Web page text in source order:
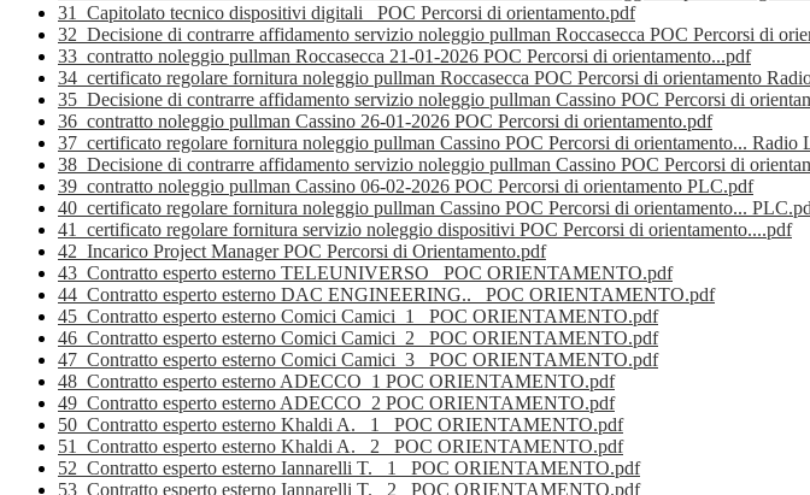
31_Capitolato tecnico dispositivi digitali_ POC Percorsi di orientamento.pdf
32_Decisione di contrarre affidamento servizio noleggio pullman Roccasecca POC Percorsi di
33_contratto noleggio pullman Roccasecca 21-01-2026 POC Percorsi di orientamento...pdf
34_certificato regolare fornitura noleggio pullman Roccasecca POC Percorsi di orientamento
35_Decisione di contrarre affidamento servizio noleggio pullman Cassino POC Percorsi di
36_contratto noleggio pullman Cassino 26-01-2026 POC Percorsi di orientamento.pdf
37_certificato regolare fornitura noleggio pullman Cassino POC Percorsi di orientamento... Radio
38_Decisione di contrarre affidamento servizio noleggio pullman Cassino POC Percorsi di
39_contratto noleggio pullman Cassino 06-02-2026 POC Percorsi di orientamento PLC.pdf
40_certificato regolare fornitura noleggio pullman Cassino POC Percorsi di orientamento...
41_certificato regolare fornitura servizio noleggio dispositivi POC Percorsi di orientamento....pdf
42_Incarico Project Manager POC Percorsi di Orientamento.pdf
43_Contratto esperto esterno TELEUNIVERSO_ POC ORIENTAMENTO.pdf
44_Contratto esperto esterno DAC ENGINEERING.._ POC ORIENTAMENTO.pdf
45_Contratto esperto esterno Comici Camici_1_ POC ORIENTAMENTO.pdf
46_Contratto esperto esterno Comici Camici_2_ POC ORIENTAMENTO.pdf
47_Contratto esperto esterno Comici Camici_3_ POC ORIENTAMENTO.pdf
48_Contratto esperto esterno ADECCO_1 POC ORIENTAMENTO.pdf
49_Contratto esperto esterno ADECCO_2 POC ORIENTAMENTO.pdf
50_Contratto esperto esterno Khaldi A. _1_ POC ORIENTAMENTO.pdf
51_Contratto esperto esterno Khaldi A. _2_ POC ORIENTAMENTO.pdf
52_Contratto esperto esterno Iannarelli T. _1_ POC ORIENTAMENTO.pdf
53_Contratto esperto esterno Iannarelli T. _2_ POC ORIENTAMENTO.pdf